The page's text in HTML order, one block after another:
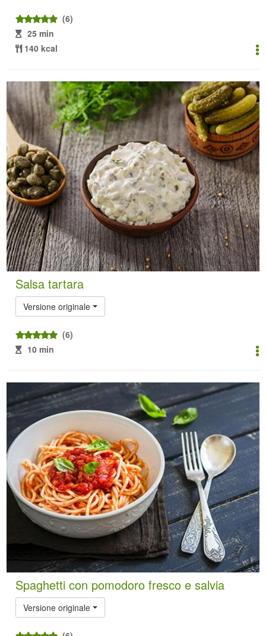
(6)
25 min
140 kcal
Salsa tartara
Versione originale
(6)
10 min
Spaghetti con pomodoro fresco e salvia
Versione originale